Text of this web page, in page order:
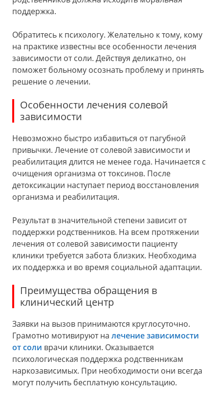
поддержка.
Обратитесь к психологу. Желательно к тому, кому
на практике известны все особенности лечения
зависимости от соли. Действуя деликатно, он
поможет больному осознать проблему и принять
решение о лечении.
Особенности лечения солевой
зависимости
Невозможно быстро избавиться от пагубной
привычки. Лечение от солевой зависимости и
реабилитация длится не менее года. Начинается с
очищения организма от токсинов. После
детоксикации наступает период восстановления
организма и реабилитация.
Результат в значительной степени зависит от
поддержки родственников. На всем протяжении
лечения от солевой зависимости пациенту
клиники требуется забота близких. Необходима
их поддержка и во время социальной адаптации.
Преимущества обращения в
клинический центр
Заявки на вызов принимаются круглосуточно.
Грамотно мотивируют на лечение зависимости
от соли врачи клиники. Оказывается
психологическая поддержка родственникам
наркозависимых. При необходимости они всегда
могут получить бесплатную консультацию.